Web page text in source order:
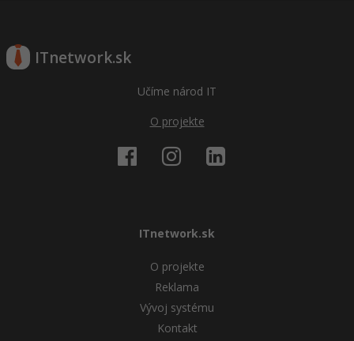
ITnetwork.sk
Učíme národ IT
O projekte
ITnetwork.sk
O projekte
Reklama
Vývoj systému
Kontakt